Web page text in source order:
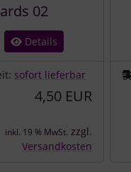
02
Details
sofort lieferbar
4,50 EUR
inkl. 19 % MwSt. zzgl.
Versandkosten